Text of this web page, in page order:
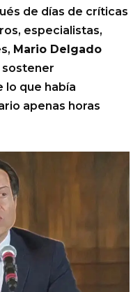
de días de críticas
especialistas,
Mario Delgado
sostener
lo que había
apenas horas